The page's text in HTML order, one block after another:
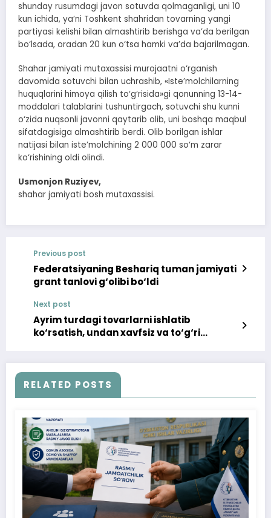
shunday rusumdagi javon sotuvda qolmaganligi, uni 10
kun ichida, ya’ni Toshkent shahridan tovarning yangi
partiyasi kelishi bilan almashtirib berishga va’da berilgan
bo‘lsada, oradan 20 kun o‘tsa hamki va’da bajarilmagan.
Shahar jamiyati mutaxassisi murojaatni o‘rganish
davomida sotuvchi bilan uchrashib, «Iste’molchilarning
huquqlarini himoya qilish to‘g‘risida»gi qonunning 13-14-
moddalari talablarini tushuntirgach, sotuvchi shu kunni
o‘zida nuqsonli javonni qaytarib olib, uni boshqa maqbul
sifatdagisiga almashtirib berdi. Olib borilgan ishlar
natijasi bilan iste’molchining 2 000 000 so‘m zarar
ko‘rishining oldi olindi.
Usmonjon Ruziyev,
shahar jamiyati bosh mutaxassisi.
Previous post
Federatsiyaning Beshariq tuman jamiyati
grant tanlovi g‘olibi bo‘ldi
Next post
Ayrim turdagi tovarlarni ishlatib
ko‘rsatish, undan xavfsiz va to‘g‘ri
RELATED POSTS